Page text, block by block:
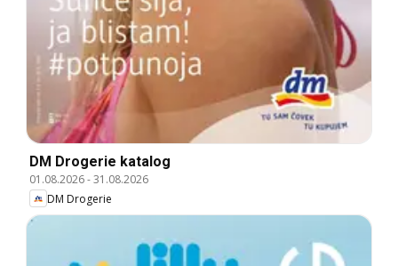
DM Drogerie katalog
01.08.2026-31.08.2026
DM Drogerie